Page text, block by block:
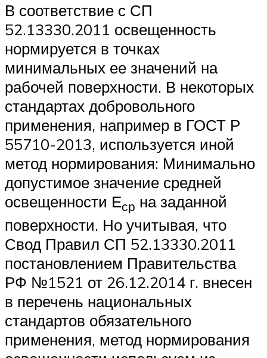
В соответствие с СП
52.13330.2011 освещенность
нормируется в точках
минимальных ее значений на
рабочей поверхности. В некоторых
стандартах добровольного
применения, например в ГОСТ Р
55710-2013, используется иной
метод нормирования: Минимально
допустимое значение средней
освещенности Еср на заданной
поверхности. Но учитывая, что
Свод Правил СП 52.13330.2011
постановлением Правительства
РФ №1521 от 26.12.2014 г. внесен
в перечень национальных
стандартов обязательного
применения, метод нормирования